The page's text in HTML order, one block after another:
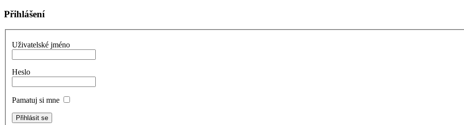
Přihlášení
Uživatelské jméno
Heslo
Pamatuj si mne